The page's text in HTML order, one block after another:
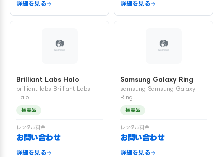
詳細を見る 詳細を見る
Brilliant Labs Halo
brilliant-labs Brilliant Labs
Halo
極美品
レンタル料金
お問い合わせ
詳細を見る
Samsung Galaxy Ring
samsung Samsung Galaxy
Ring
極美品
レンタル料金
お問い合わせ
詳細を見る